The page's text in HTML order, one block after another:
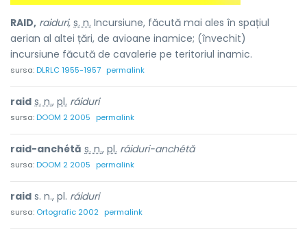
RAID, raiduri, s. n. Incursiune, făcută mai ales în spațiul
aerian al altei țări, de avioane inamice; (învechit)
incursiune făcută de cavalerie pe teritoriul inamic.
sursa:DLRLC 1955-1957 permalink
raid s. n., pl. ráiduri
sursa:DOOM 2 2005 permalink
raid-anchétă s. n., pl. ráiduri-anchétă
sursa:DOOM 2 2005 permalink
raid s. n., pl. ráiduri
sursa: Ortografic 2002 permalink